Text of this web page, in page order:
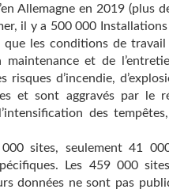
Allemagne en 2019 (plus
il y a 500 000
que les conditions de
maintenance et de
risques d’incendie,
et sont aggravés par le
des
sites, seulement 41
Les 459 000
données ne sont pas